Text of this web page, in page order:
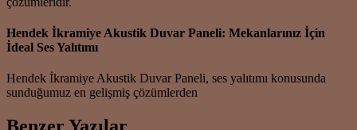
Hendek İkramiye Akustik Duvar Paneli: Mekanlarınız İçin
İdeal Ses Yalıtımı
Hendek İkramiye Akustik Duvar Paneli, ses yalıtımı konusunda
sunduğumuz en gelişmiş çözümlerden